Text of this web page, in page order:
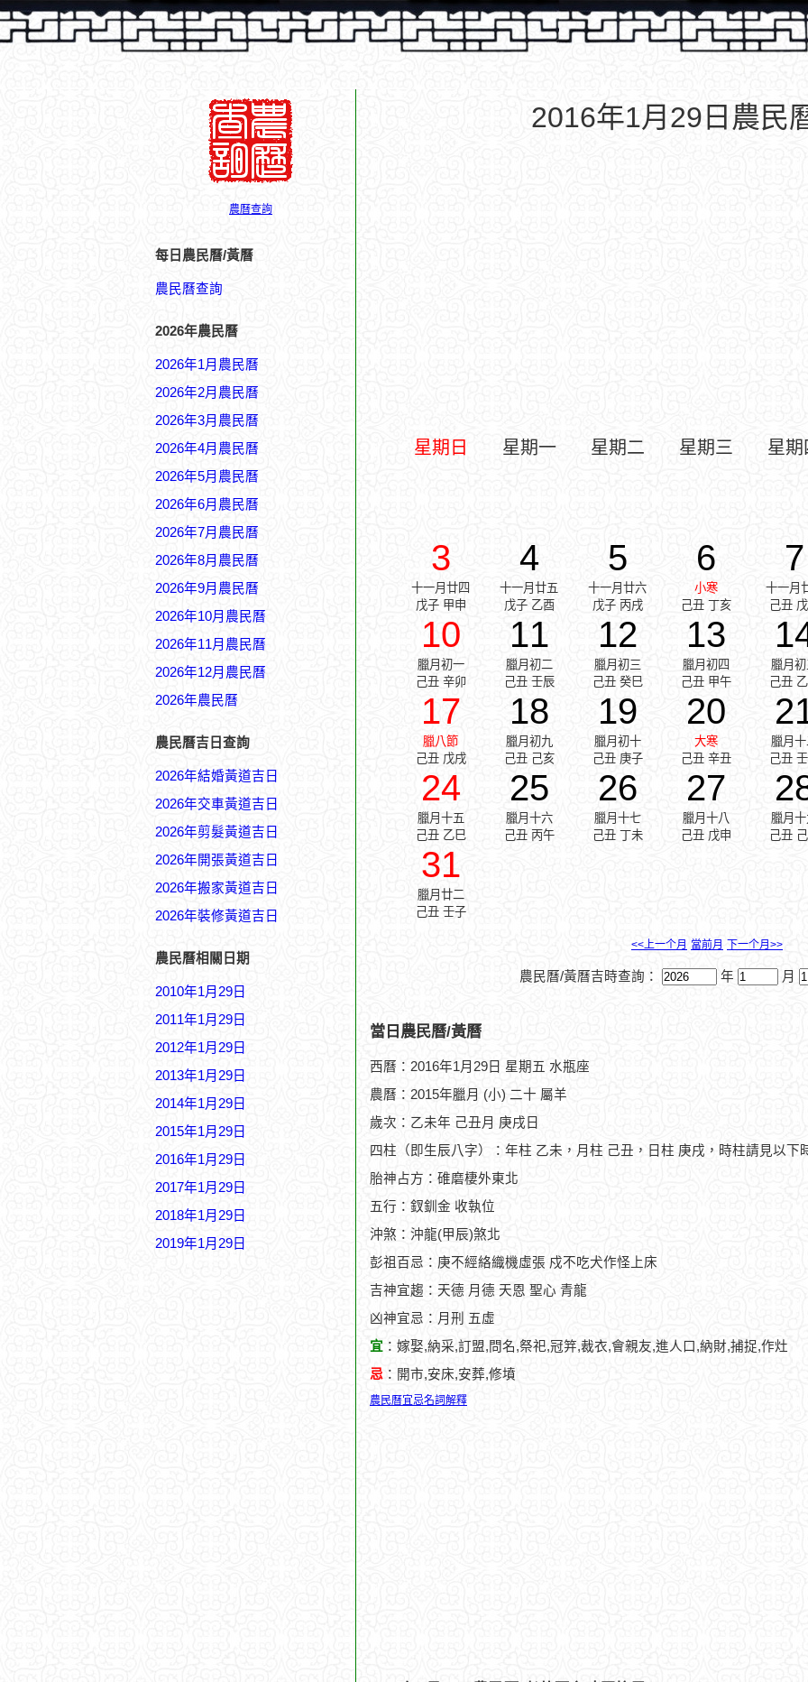
農曆查詢
每日農民曆/黃曆
農民曆查詢
2026年農民曆
2026年1月農民曆
2026年2月農民曆
2026年3月農民曆
2026年4月農民曆
2026年5月農民曆
2026年6月農民曆
2026年7月農民曆
2026年8月農民曆
2026年9月農民曆
2026年10月農民曆
2026年11月農民曆
2026年12月農民曆
2026年農民曆
農民曆吉日查詢
2026年結婚黃道吉日
2026年交車黃道吉日
2026年剪髮黃道吉日
2026年開張黃道吉日
2026年搬家黃道吉日
2026年裝修黃道吉日
農民曆相關日期
2010年1月29日
2011年1月29日
2012年1月29日
2013年1月29日
2014年1月29日
2015年1月29日
2016年1月29日
2017年1月29日
2018年1月29日
2019年1月29日
2016年1月29日農民
星期日 星期一 星期二 星期三 星期
3
十一月廿四
戊子 甲申
4
十一月廿五
戊子 乙酉
5
十一月廿六
戊子 丙戌
6
小寒
己丑 丁亥
7
十一月
己丑
10
臘月初一
己丑 辛卯
11
臘月初二
己丑 壬辰
12
臘月初三
己丑 癸巳
13
臘月初四
己丑 甲午
臘月
己丑
17
臘八節
己丑 戊戌
18
臘月初九
己丑 己亥
19
臘月初十
己丑 庚子
20
大寒
己丑 辛丑
臘月
己丑
24
臘月十五
己丑 乙巳
25
臘月十六
己丑 丙午
26
臘月十七
己丑 丁未
27
臘月十八
己丑 戊申
臘月
己丑
31
臘月廿二
己丑 壬子
<<上一个月 當前月 下一个月>>
農民曆/黃曆吉時查詢： 年 月
當日農民曆/黃曆
西曆：2016年1月29日 星期五 水瓶座
農曆：2015年臘月 (小) 二十 屬羊
歲次：乙未年 己丑月 庚戌日
四柱（即生辰八字）：年柱 乙未，月柱 己丑，日柱 庚戌，時柱請見以下
胎神占方：碓磨棲外東北
五行：釵釧金 收執位
沖煞：沖龍(甲辰)煞北
彭祖百忌：庚不經絡織機虛張 戍不吃犬作怪上床
吉神宜趨：天德 月德 天恩 聖心 青龍
凶神宜忌：月刑 五虛
宜 ：嫁娶,納采,訂盟,問名,祭祀,冠笄,裁衣,會親友,進人口,納財,捕捉,作灶
忌 ：開市,安床,安葬,修墳
農民曆宜忌名詞解釋